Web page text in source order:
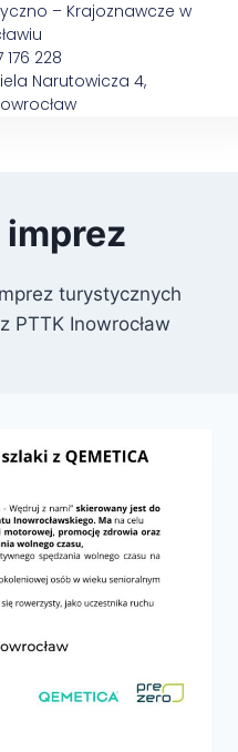
– Krajoznawcze w
176 228
Narutowicza 4,
turystycznych
PTTK Inowrocław